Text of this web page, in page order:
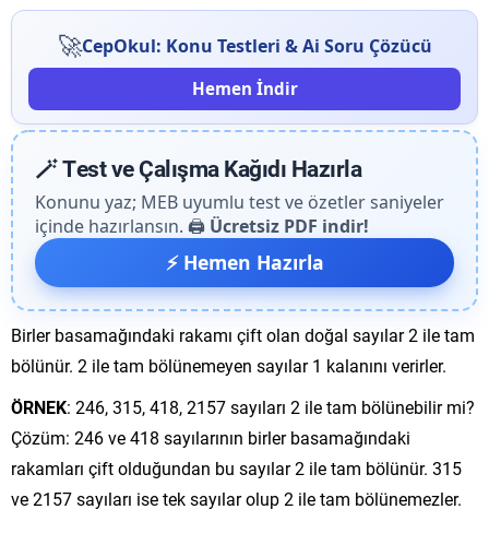
🚀CepOkul: Konu Testleri & Ai Soru Çözücü
Hemen İndir
🪄 Test ve Çalışma Kağıdı Hazırla
Konunu yaz; MEB uyumlu test ve özetler saniyeler
içinde hazırlansın. 🖨️ Ücretsiz PDF indir!
⚡ Hemen Hazırla
Birler basamağındaki rakamı çift olan doğal sayılar 2 ile tam
bölünür. 2 ile tam bölünemeyen sayılar 1 kalanını verirler.
ÖRNEK: 246, 315, 418, 2157 sayıları 2 ile tam bölünebilir mi?
Çözüm: 246 ve 418 sayılarının birler basamağındaki
rakamları çift olduğundan bu sayılar 2 ile tam bölünür. 315
ve 2157 sayıları ise tek sayılar olup 2 ile tam bölünemezler.